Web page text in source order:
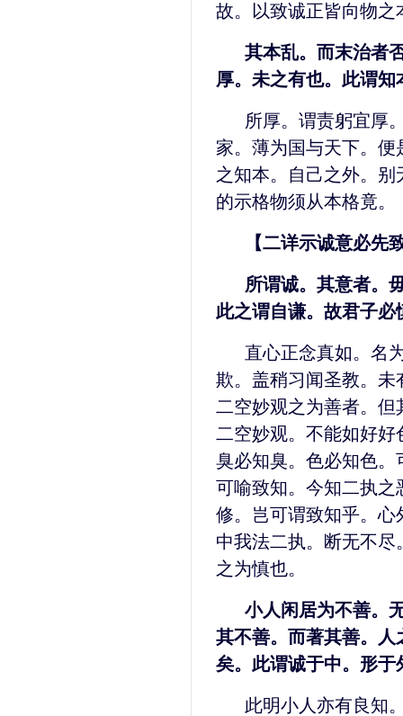
故。以致诚正皆向物之
其本乱。而末治者
厚。未之有也。此谓
所厚。谓责躬宜厚
家。薄为国与天下。
之知本。自己之外。
的示格物须从本格竟。
【二详示诚意必先
所谓诚。其意者。
此之谓自谦。故君子必
直心正念真如。名
欺。盖稍习闻圣教。
二空妙观之为善者。
二空妙观。不能如好
臭必知臭。色必知色
可喻致知。今知二执
修。岂可谓致知乎。
中我法二执。断无不
之为慎也。
小人闲居为不善。
其不善。而著其善。
矣。此谓诚于中。形
此明小人亦有良知